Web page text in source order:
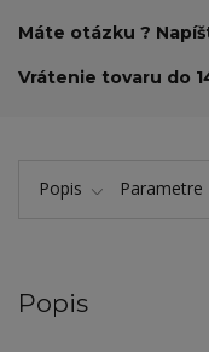
Máte otázku ?
Vrátenie tovaru do
Popis Parametre
Popis